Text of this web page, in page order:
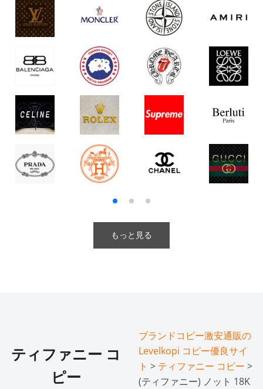
もっと見る
ティファニー コ
ピー
ブランドコピー激安通販の
Levelkopi コピー優良サイ
ト > ティファニー コピー >
(ティファニー) ノット 18K